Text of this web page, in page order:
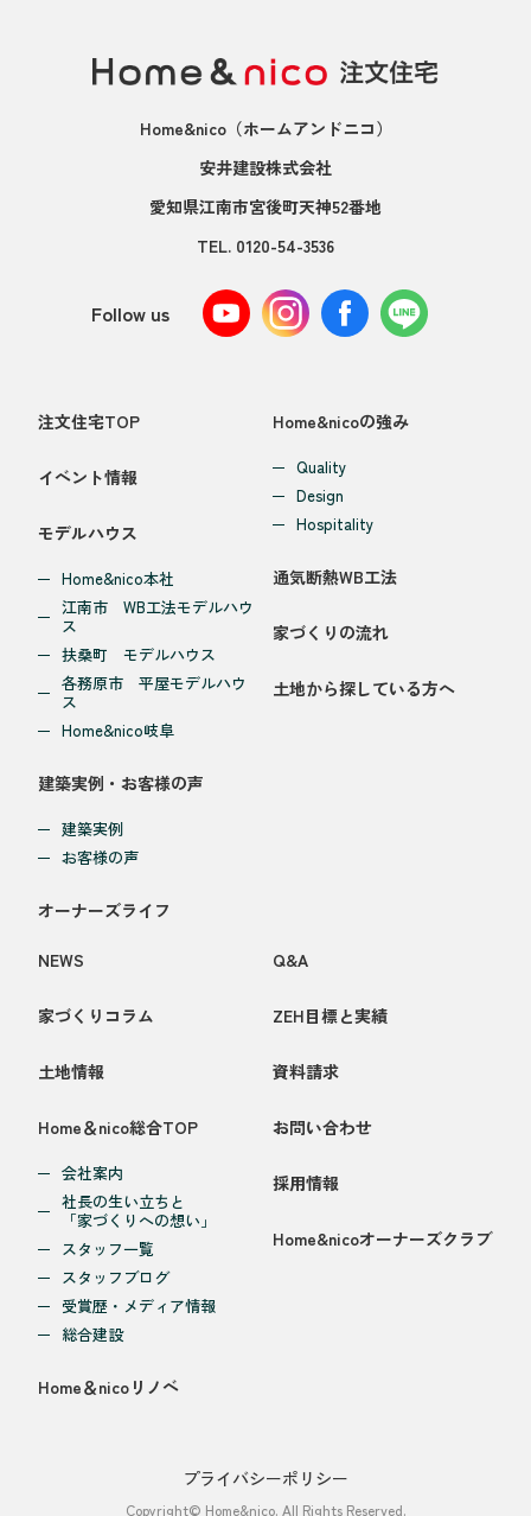
Home&nico（ホームアンドニコ）
安井建設株式会社
愛知県江南市宮後町天神52番地
TEL. 0120-54-3536
Follow us
注文住宅TOP
イベント情報
モデルハウス
Home&nico本社
江南市 WB工法モデルハウ
ス
扶桑町 モデルハウス
各務原市 平屋モデルハウ
ス
Home&nico岐阜
建築実例・お客様の声
建築実例
お客様の声
オーナーズライフ
Home&nicoの強み
Quality
Design
Hospitality
通気断熱WB工法
家づくりの流れ
土地から探している方へ
NEWS
家づくりコラム
土地情報
Home＆nico総合TOP
会社案内
社長の生い立ちと
「家づくりへの想い」
スタッフ一覧
スタッフブログ
受賞歴・メディア情報
総合建設
Home＆nicoリノベ
Q&A
ZEH目標と実績
資料請求
お問い合わせ
採用情報
Home&nicoオーナーズクラブ
プライバシーポリシー
Copyright© Home&nico. All Rights Reserved.